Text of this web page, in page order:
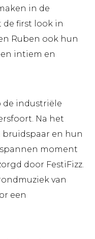
in de
first look in
Ruben ook hun
intiem en
de industriële
Na het
en hun
moment
door FestiFizz.
van
een